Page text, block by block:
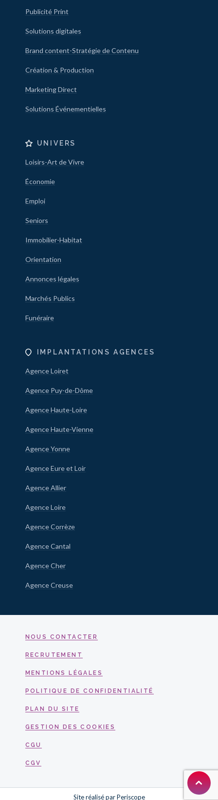
Publicité Print
Solutions digitales
Brand content-Stratégie de Contenu
Création & Production
Marketing Direct
Solutions Événementielles
UNIVERS
Loisirs-Art de Vivre
Économie
Emploi
Seniors
Immobilier-Habitat
Orientation
Annonces légales
Marchés Publics
Funéraire
IMPLANTATIONS AGENCES
Agence Loiret
Agence Puy-de-Dôme
Agence Haute-Loire
Agence Haute-Vienne
Agence Yonne
Agence Eure et Loir
Agence Allier
Agence Loire
Agence Corrèze
Agence Cantal
Agence Cher
Agence Creuse
NOUS CONTACTER
RECRUTEMENT
MENTIONS LÉGALES
POLITIQUE DE CONFIDENTIALITÉ
PLAN DU SITE
GESTION DES COOKIES
CGU
CGV
Site réalisé parPeriscope